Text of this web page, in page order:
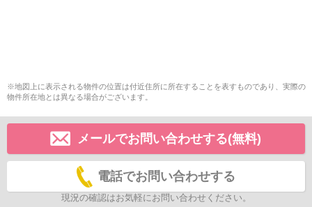
※地図上に表示される物件の位置は付近住所に所在することを表すものであり、実際の
物件所在地とは異なる場合がございます。
メールでお問い合わせする(無料)
電話でお問い合わせする
現況の確認はお気軽にお問い合わせください。